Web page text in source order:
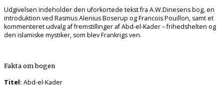
Udgivelsen indeholder den uforkortede tekst fra A.W.Dinesens bog, en
introduktion ved Rasmus Alenius Boserup og Francois Pouillon, samt et
kommenteret udvalg af fremstillinger af Abd-el-Kader – frihedshelten og
den islamiske mystiker, som blev Frankrigs ven.
Fakta om bogen
Titel: Abd-el-Kader